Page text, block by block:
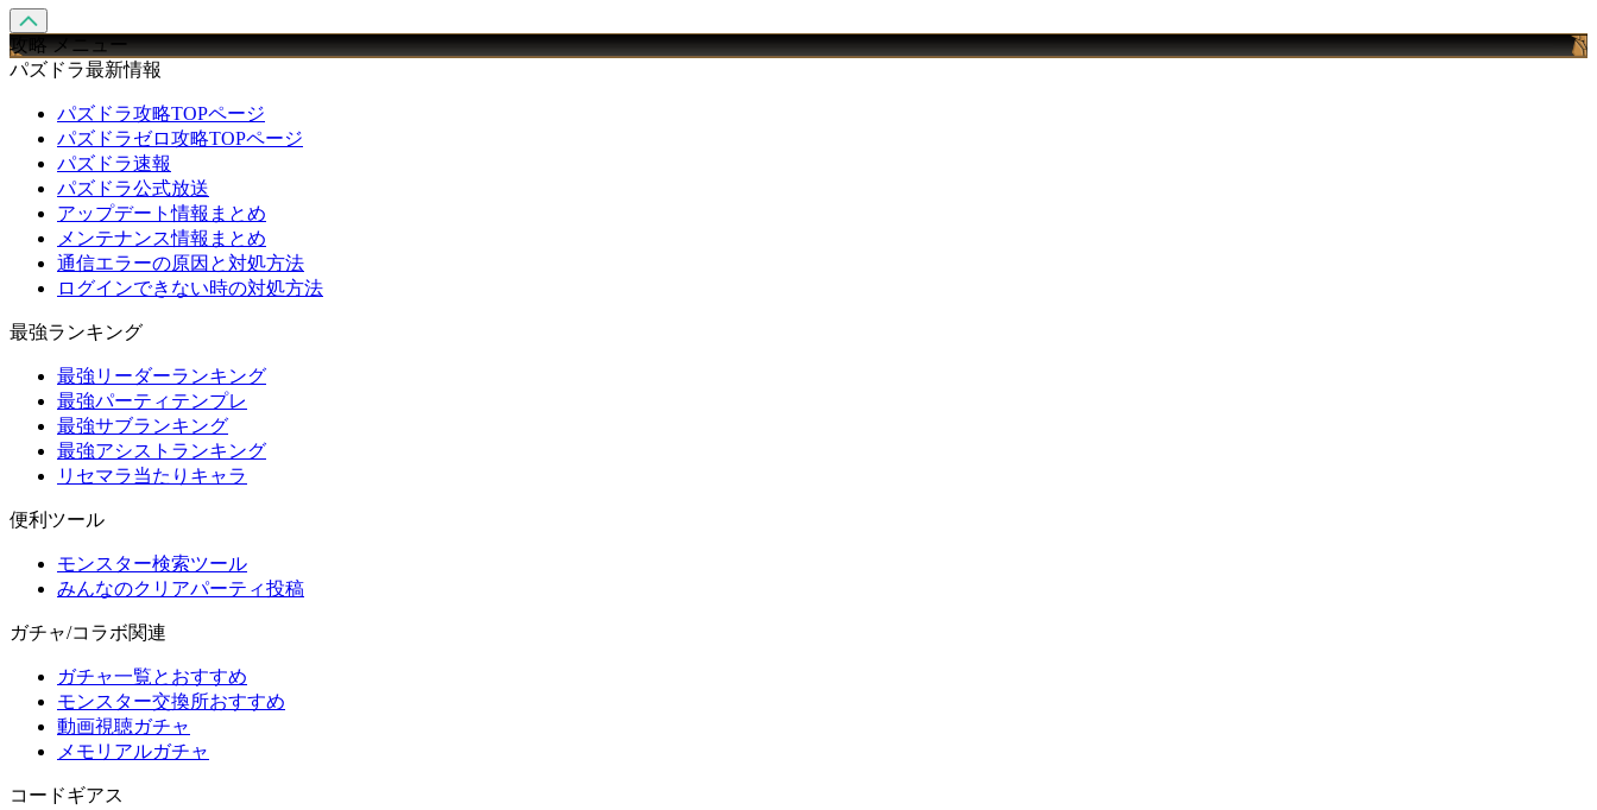
攻略 メニュー
パズドラ最新情報
パズドラ攻略TOPページ
パズドラゼロ攻略TOPページ
パズドラ速報
パズドラ公式放送
アップデート情報まとめ
メンテナンス情報まとめ
通信エラーの原因と対処方法
ログインできない時の対処方法
最強ランキング
最強リーダーランキング
最強パーティテンプレ
最強サブランキング
最強アシストランキング
リセマラ当たりキャラ
便利ツール
モンスター検索ツール
みんなのクリアパーティ投稿
ガチャ/コラボ関連
ガチャ一覧とおすすめ
モンスター交換所おすすめ
動画視聴ガチャ
メモリアルガチャ
コードギアス